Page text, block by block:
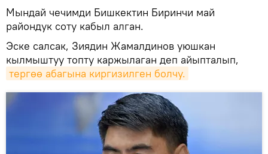
Мындай чечимди Бишкектин Биринчи май
райондук соту кабыл алган.
Эске салсак, Зиядин Жамалдинов уюшкан
кылмыштуу топту каржылаган деп айыпталып,
тергөө абагына киргизилген болчу.